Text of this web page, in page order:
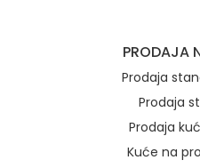
PRODAJA
Prodaja
Prodaja
Prodaja
Kuće na